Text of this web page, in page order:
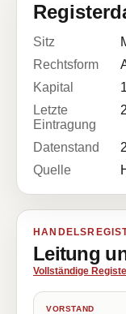
Sitz
Rechtsform
Kapital
Letzte
Eintragung
Datenstand
Quelle
Leitung
Vollständige
VORSTAND